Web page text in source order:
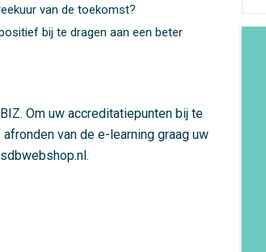
van de toekomst?
bij te dragen aan een beter
Om uw accreditatiepunten bij te
van de e-learning graag uw
.